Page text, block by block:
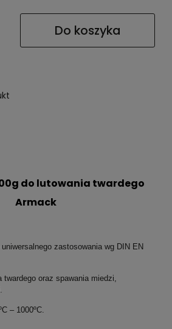
Do koszyka
do lutowania twardego
Armack
zastosowania wg DIN EN
oraz spawania miedzi,
– 1000ºC.